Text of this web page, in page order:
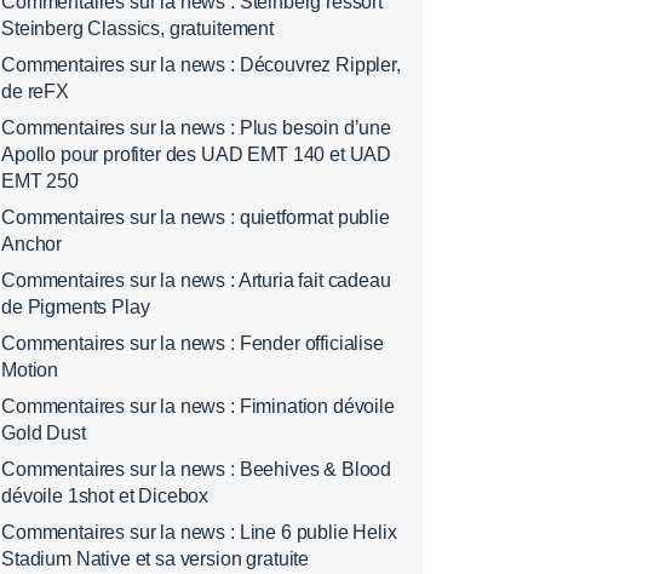
Steinberg Classics, gratuitement
Commentaires sur la news : Découvrez Rippler,
de reFX
Commentaires sur la news : Plus besoin d’une
Apollo pour profiter des UAD EMT 140 et UAD
EMT 250
Commentaires sur la news : quietformat publie
Anchor
Commentaires sur la news : Arturia fait cadeau
de Pigments Play
Commentaires sur la news : Fender officialise
Motion
Commentaires sur la news : Fimination dévoile
Gold Dust
Commentaires sur la news : Beehives & Blood
dévoile 1shot et Dicebox
Commentaires sur la news : Line 6 publie Helix
Stadium Native et sa version gratuite